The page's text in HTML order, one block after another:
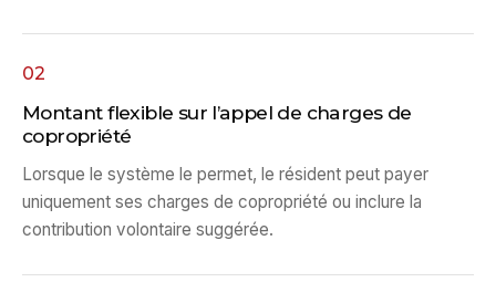
02
Montant flexible sur l’appel de charges de
copropriété
Lorsque le système le permet, le résident peut payer
uniquement ses charges de copropriété ou inclure la
contribution volontaire suggérée.